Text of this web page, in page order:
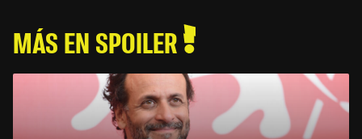
MÁS EN SPOILER